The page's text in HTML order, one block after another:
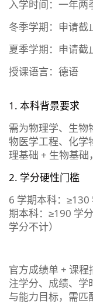
入学时间：一年两
冬季学期：申请截
夏季学期：申请截
授课语言：德语
1. 本科背景要求
需为物理学、生物
物医学工程、化学
理基础 + 生物基础
2. 学分硬性门槛
6 学期本科：
期本科：≥190 学
学分不计）
官方成绩单 + 课
注学分、成绩、学
与能力目标，需匹